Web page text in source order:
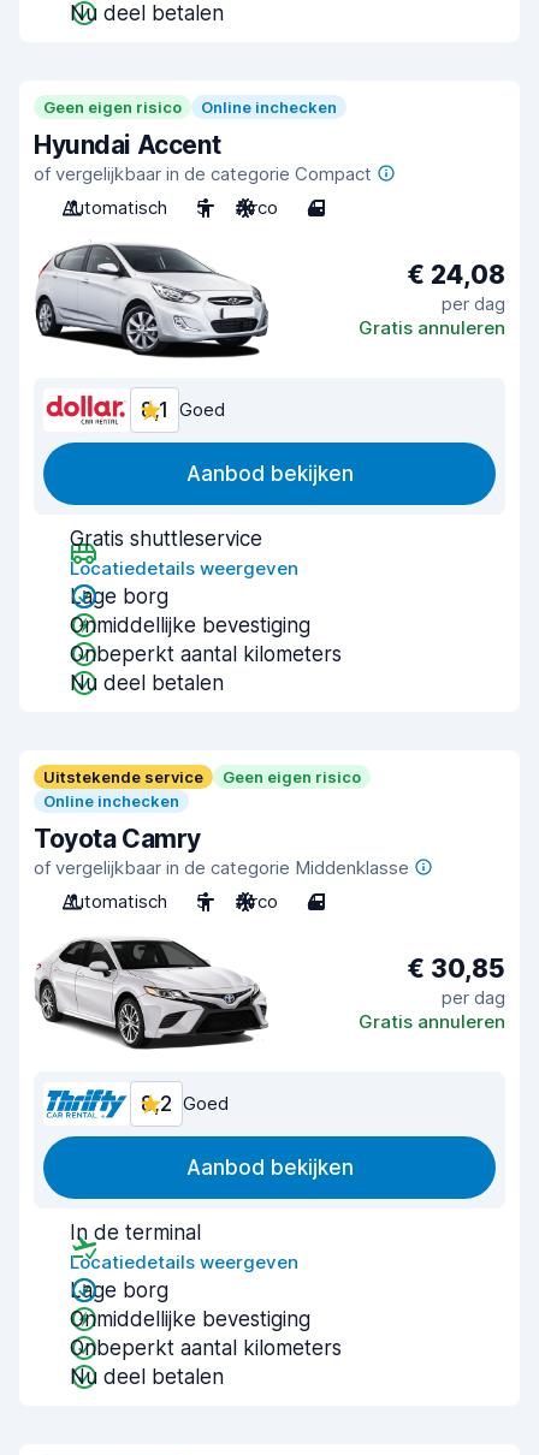
Nu deel betalen
Geen eigen risico Online inchecken
Hyundai Accent
of vergelijkbaar in de categorie Compact
Automatisch
5 Airco 4
€ 24,08
per dag
Gratis annuleren
8,1 Goed
Aanbod bekijken
Gratis shuttleservice
Locatiedetails weergeven
Lage borg
Onmiddellijke bevestiging
Onbeperkt aantal kilometers
Nu deel betalen
Uitstekende service
Geen eigen risico
Online inchecken
Toyota Camry
of vergelijkbaar in de categorie Middenklasse
Automatisch
5 Airco 4
€ 30,85
per dag
Gratis annuleren
8,2 Goed
Aanbod bekijken
In de terminal
Locatiedetails weergeven
Lage borg
Onmiddellijke bevestiging
Onbeperkt aantal kilometers
Nu deel betalen